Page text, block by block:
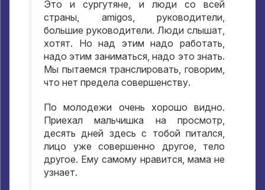
Это и сургутяне, и люди со всей
страны, amigos, руководители,
большие руководители. Люди слышат,
хотят. Но над этим надо работать,
надо этим заниматься,надо это знать.
Мы пытаемся транслировать,говорим,
что нет предела совершенству.
По молодежи очень хорошо видно.
Приехал мальчишка на просмотр,
десять дней здесь с тобой питался,
лицо уже совершенно другое, тело
другое. Ему самому нравится, мама не
узнает.